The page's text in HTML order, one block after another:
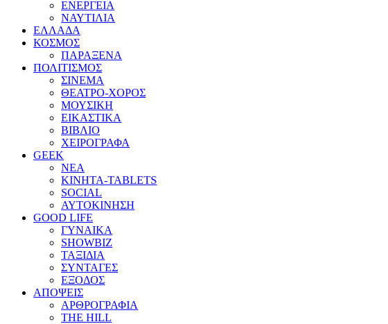
ΕΝΕΡΓΕΙΑ
ΝΑΥΤΙΛΙΑ
ΕΛΛΑΔΑ
ΚΟΣΜΟΣ
ΠΑΡΑΞΕΝΑ
ΠΟΛΙΤΙΣΜΟΣ
ΣΙΝΕΜΑ
ΘΕΑΤΡΟ-ΧΟΡΟΣ
ΜΟΥΣΙΚΗ
ΕΙΚΑΣΤΙΚΑ
ΒΙΒΛΙΟ
ΧΕΙΡΟΓΡΑΦΑ
GEEK
ΝΕΑ
ΚΙΝΗΤΑ-TABLETS
SOCIAL
ΑΥΤΟΚΙΝΗΣΗ
GOOD LIFE
ΓΥΝΑΙΚΑ
SHOWBIZ
ΤΑΞΙΔΙΑ
ΣΥΝΤΑΓΕΣ
ΕΞΟΔΟΣ
ΑΠΟΨΕΙΣ
ΑΡΘΡΟΓΡΑΦΙΑ
THE HILL